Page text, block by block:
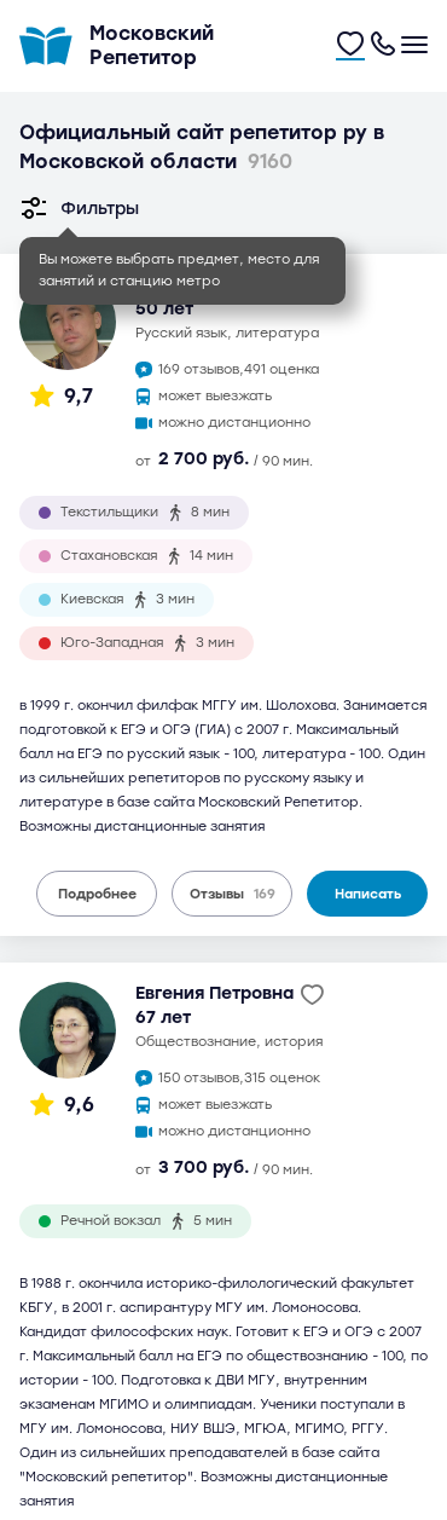
Московский
Репетитор
Официальный сайт репетитор ру в
Московской области 9160
Вы можете выбрать предмет, место для
занятий и станцию метро
Фильтры
9,7
Иван Игоревич
50 лет
русский язык, литература
169 отзывов,491 оценка
может выезжать
можно дистанционно
от 2 700 руб. / 90 мин.
Текстильщики 8 мин
Стахановская 14 мин
Киевская 3 мин
Юго-Западная 3 мин
в 1999 г. окончил филфак МГГУ им. Шолохова. Занимается
подготовкой к ЕГЭ и ОГЭ (ГИА) с 2007 г. Максимальный
балл на ЕГЭ по русский язык - 100, литература - 100. Один
из сильнейших репетиторов по русскому языку и
литературе в базе сайта Московский Репетитор.
Возможны дистанционные занятия
Подробнее Отзывы 169 Написать
9,6
Евгения Петровна
67 лет
обществознание, история
150 отзывов,315 оценок
может выезжать
можно дистанционно
от 3 700 руб. / 90 мин.
Речной вокзал 5 мин
В 1988 г. окончила историко-филологический факультет
КБГУ, в 2001 г. аспирантуру МГУ им. Ломоносова.
Кандидат философских наук. Готовит к ЕГЭ и ОГЭ с 2007
г. Максимальный балл на ЕГЭ по обществознанию - 100, по
истории - 100. Подготовка к ДВИ МГУ, внутренним
экзаменам МГИМО и олимпиадам. Ученики поступали в
МГУ им. Ломоносова, НИУ ВШЭ, МГЮА, МГИМО, РГГУ.
Один из сильнейших преподавателей в базе сайта
"Московский репетитор". Возможны дистанционные
занятия